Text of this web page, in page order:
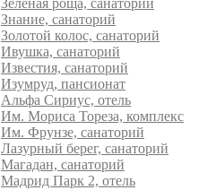
Зеленая роща, санаторий
Знание, санаторий
Золотой колос, санаторий
Ивушка, санаторий
Известия, санаторий
Изумруд, пансионат
Альфа Сириус, отель
Им. Мориса Тореза, комплекс
Им. Фрунзе, санаторий
Лазурный берег, санаторий
Магадан, санаторий
Мадрид Парк 2, отель